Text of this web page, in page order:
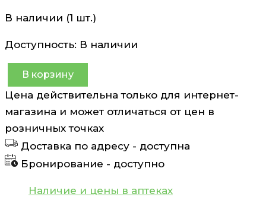
В наличии (1 шт.)
Доступность: В наличии
Количество
товара
Леденцы
Шалфей
на
основе
натуральных
В корзину
Цена действительна только для интернет-
магазина и может отличаться от цен в
розничных точках
Доставка по адресу - доступна
Бронирование - доступно
Наличие и цены в аптеках